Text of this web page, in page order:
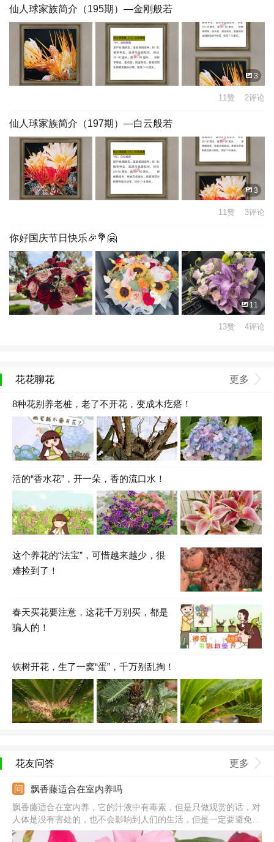
仙人球家族简介（195期）—金刚般若
3
11赞 2评论
仙人球家族简介（197期）—白云般若
3
11赞 3评论
你好国庆节日快乐🎉💐🤗
11
13赞 4评论
花花聊花 更多
8种花别养老桩，老了不开花，变成木疙瘩！
活的“香水花”，开一朵，香的流口水！
这个养花的“法宝”，可惜越来越少，很
难捡到了！
春天买花要注意，这花千万别买，都是
骗人的！
铁树开花，生了一窝“蛋”，千万别乱掏！
花友问答 更多
飘香藤适合在室内养吗
飘香藤适合在室内养，它的汁液中有毒素，但是只做观赏的话，对
人体是没有害处的，也不会影响到人们的生活，但是一定要避免误
食和皮肤接触汁液。在室内可以做成盆栽养殖，它的花期很长，等